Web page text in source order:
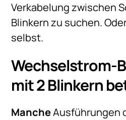
Verkabelung zwischen
Blinkern zu suchen.
selbst.
Wechselstrom-
mit 2 Blinkern
MancheAusführungen